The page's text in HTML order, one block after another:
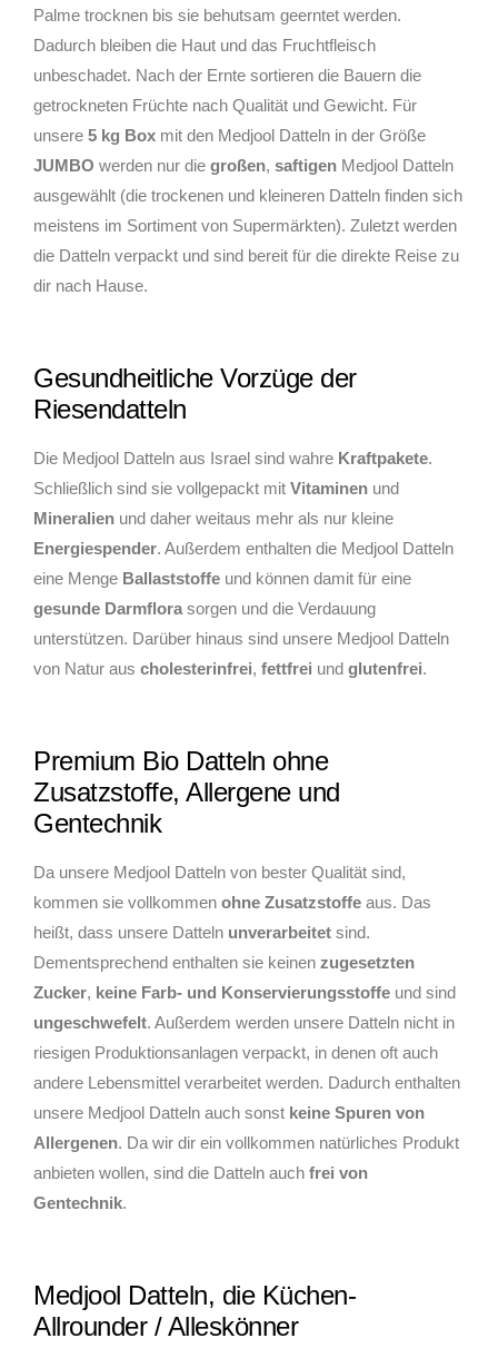
Palme trocknen bis sie behutsam geerntet werden.
Dadurch bleiben die Haut und das Fruchtfleisch
unbeschadet. Nach der Ernte sortieren die Bauern die
getrockneten Früchte nach Qualität und Gewicht. Für
unsere 5 kg Box mit den Medjool Datteln in der Größe
JUMBO werden nur die großen, saftigen Medjool Datteln
ausgewählt (die trockenen und kleineren Datteln finden sich
meistens im Sortiment von Supermärkten). Zuletzt werden
die Datteln verpackt und sind bereit für die direkte Reise zu
dir nach Hause.
Gesundheitliche Vorzüge der
Riesendatteln
Die Medjool Datteln aus Israel sind wahre Kraftpakete.
Schließlich sind sie vollgepackt mit Vitaminen und
Mineralien und daher weitaus mehr als nur kleine
Energiespender. Außerdem enthalten die Medjool Datteln
eine Menge Ballaststoffe und können damit für eine
gesunde Darmflora sorgen und die Verdauung
unterstützen. Darüber hinaus sind unsere Medjool Datteln
von Natur aus cholesterinfrei, fettfrei und glutenfrei.
Premium Bio Datteln ohne
Zusatzstoffe, Allergene und
Gentechnik
Da unsere Medjool Datteln von bester Qualität sind,
kommen sie vollkommen ohne Zusatzstoffe aus. Das
heißt, dass unsere Datteln unverarbeitet sind.
Dementsprechend enthalten sie keinen zugesetzten
Zucker, keine Farb- und Konservierungsstoffe und sind
ungeschwefelt. Außerdem werden unsere Datteln nicht in
riesigen Produktionsanlagen verpackt, in denen oft auch
andere Lebensmittel verarbeitet werden. Dadurch enthalten
unsere Medjool Datteln auch sonst keine Spuren von
Allergenen. Da wir dir ein vollkommen natürliches Produkt
anbieten wollen, sind die Datteln auch frei von
Gentechnik.
Medjool Datteln, die Küchen-
Allrounder / Alleskönner